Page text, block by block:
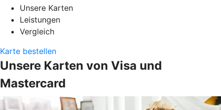
Unsere Karten
Leistungen
Vergleich
Karte bestellen
Unsere Karten von Visa und
Mastercard